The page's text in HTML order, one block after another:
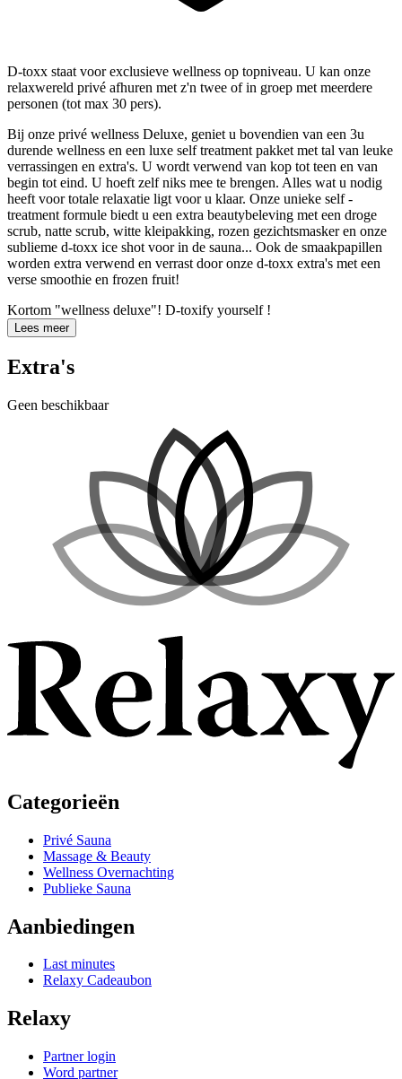
D-toxx staat voor exclusieve wellness op topniveau. U kan onze
relaxwereld privé afhuren met z'n twee of in groep met meerdere
personen (tot max 30 pers).
Bij onze privé wellness Deluxe, geniet u bovendien van een 3u
durende wellness en een luxe self treatment pakket met tal van leuke
verrassingen en extra's. U wordt verwend van kop tot teen en van
begin tot eind. U hoeft zelf niks mee te brengen. Alles wat u nodig
heeft voor totale relaxatie ligt voor u klaar. Onze unieke self -
treatment formule biedt u een extra beautybeleving met een droge
scrub, natte scrub, witte kleipakking, rozen gezichtsmasker en onze
sublieme d-toxx ice shot voor in de sauna... Ook de smaakpapillen
worden extra verwend en verrast door onze d-toxx extra's met een
verse smoothie en frozen fruit!
Kortom "wellness deluxe"! D-toxify yourself !
Lees meer
Extra's
Geen beschikbaar
Categorieën
Privé Sauna
Massage & Beauty
Wellness Overnachting
Publieke Sauna
Aanbiedingen
Last minutes
Relaxy Cadeaubon
Relaxy
Partner login
Word partner